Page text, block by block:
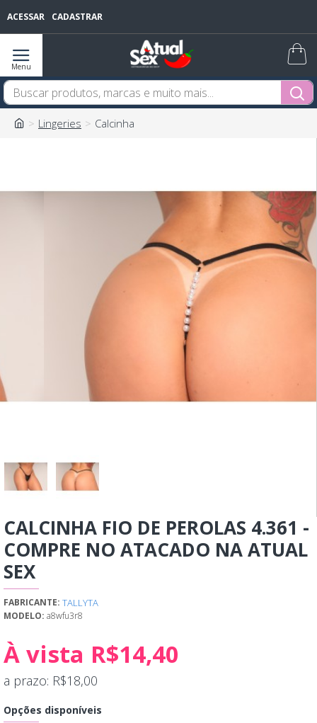
ACESSAR CADASTRAR
Lingeries Calcinha
CALCINHA FIO DE PEROLAS 4.361 -
COMPRE NO ATACADO NA ATUAL
SEX
À vista R$14,40
a prazo: R$18,00
FABRICANTE: TALLYTA
MODELO: a8wfu3r8
Opções disponíveis